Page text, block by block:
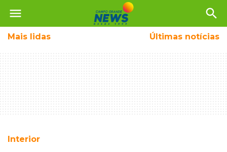
menu search
Mais lidas Últimas notícias
Interior